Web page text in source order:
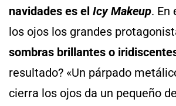
navidades es el Icy Makeup. En
los ojos los grandes
sombras brillantes o
resultado? «Un párpado
cierra los ojos da un pequeño